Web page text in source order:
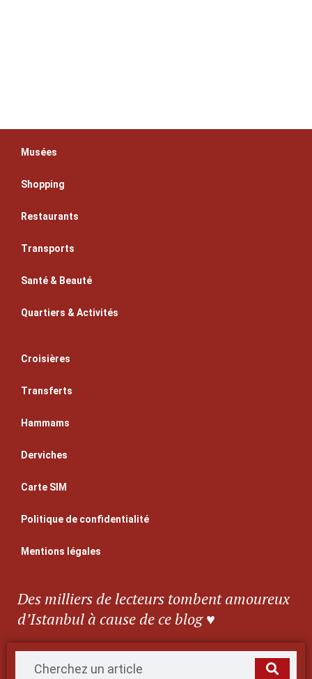
Musées
Shopping
Restaurants
Transports
Santé & Beauté
Quartiers & Activités
Croisières
Transferts
Hammams
Derviches
Carte SIM
Politique de confidentialité
Mentions légales
Des milliers de lecteurs tombent amoureux
d’Istanbul à cause de ce blog ♥